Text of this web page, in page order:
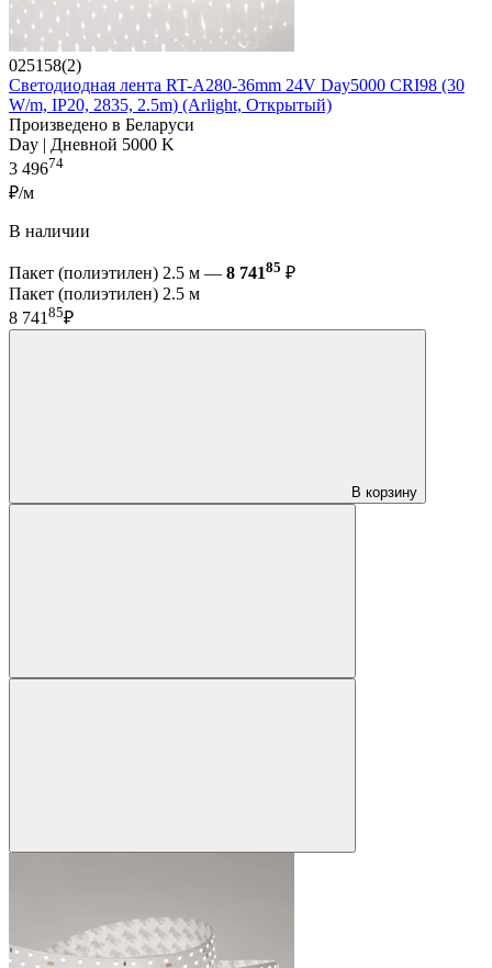
025158(2)
Светодиодная лента RT-A280-36mm 24V Day5000 CRI98 (30
W/m, IP20, 2835, 2.5m) (Arlight, Открытый)
Произведено в Беларуси
Day | Дневной 5000 K
3 49674
₽/м
В наличии
Пакет (полиэтилен) 2.5 м — 8 74185 ₽
Пакет (полиэтилен) 2.5 м
8 74185₽
В корзину